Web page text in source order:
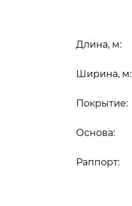
Длина, м:
Ширина, м:
Раппорт:
Основа:
Покрытие: